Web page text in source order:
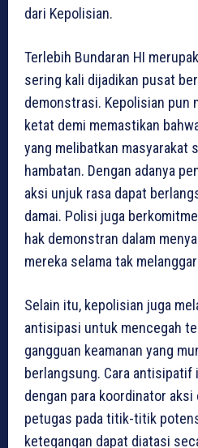
dari Kepolisian.
Terlebih Bundaran HI
sering kali dijadikan pusat
demonstrasi. Kepolisian pun
ketat demi memastikan
yang melibatkan masyarakat
hambatan. Dengan adanya
aksi unjuk rasa dapat
damai. Polisi juga
hak demonstran dalam
mereka selama tak
Selain itu, kepolisian juga
antisipasi untuk mencegah
gangguan keamanan yang
berlangsung. Cara antisipatif
dengan para koordinator aksi
petugas pada titik-titik
ketegangan dapat diatasi